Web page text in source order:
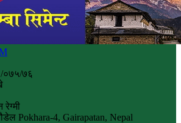
०७५/७६
रेग्मी
Pokhara-4, Gairapatan, Nepal